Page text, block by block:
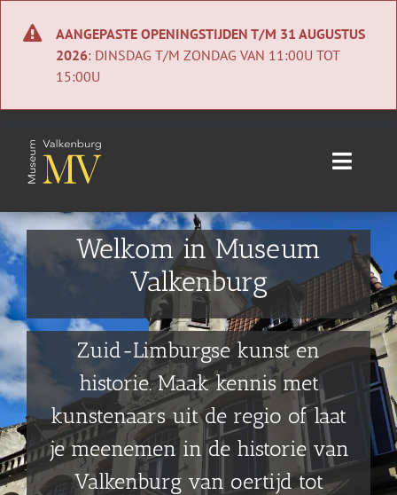
naar
AANGEPASTE OPENINGSTIJDEN T/M 31 AUGUSTUS
2026: DINSDAG T/M ZONDAG VAN 11:00U TOT
15:00U
Toggle
Home
Agenda
Collectie
Shop
Over Ons
Welkom in Museum
Valkenburg
Zuid-Limburgse kunst en
historie. Maak kennis met
kunstenaars uit de regio of laat
je meenemen in de historie van
Valkenburg van oertijd tot